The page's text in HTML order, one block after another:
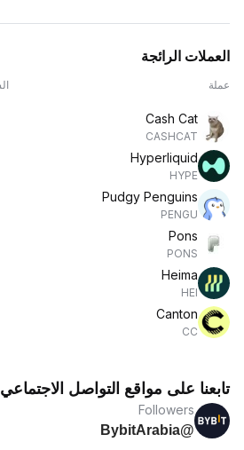
العملات الرائجة
عملة
Cash Cat
CASHCAT
Hyperliquid
HYPE
Pudgy Penguins
PENGU
Pons
PONS
Heima
HEI
Canton
CC
تابعنا على مواقع التواصل الاجتماعي
Followers
@BybitArabia